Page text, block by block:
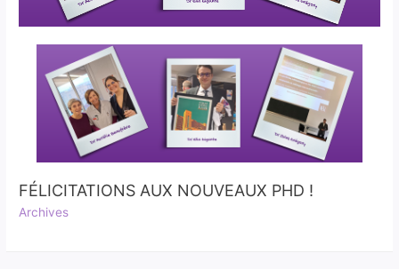
FÉLICITATIONS AUX NOUVEAUX PHD !
Archives